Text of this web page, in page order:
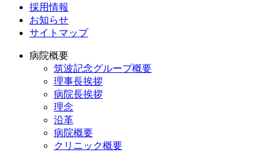
採用情報
お知らせ
サイトマップ
病院概要
筑波記念グループ概要
理事長挨拶
病院長挨拶
理念
沿革
病院概要
クリニック概要